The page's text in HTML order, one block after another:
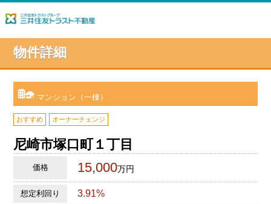
物件詳細
マンション（一棟）
おすすめ オーナーチェンジ
尼崎市塚口町１丁目
価格 15,000万円
想定利回り 3.91%